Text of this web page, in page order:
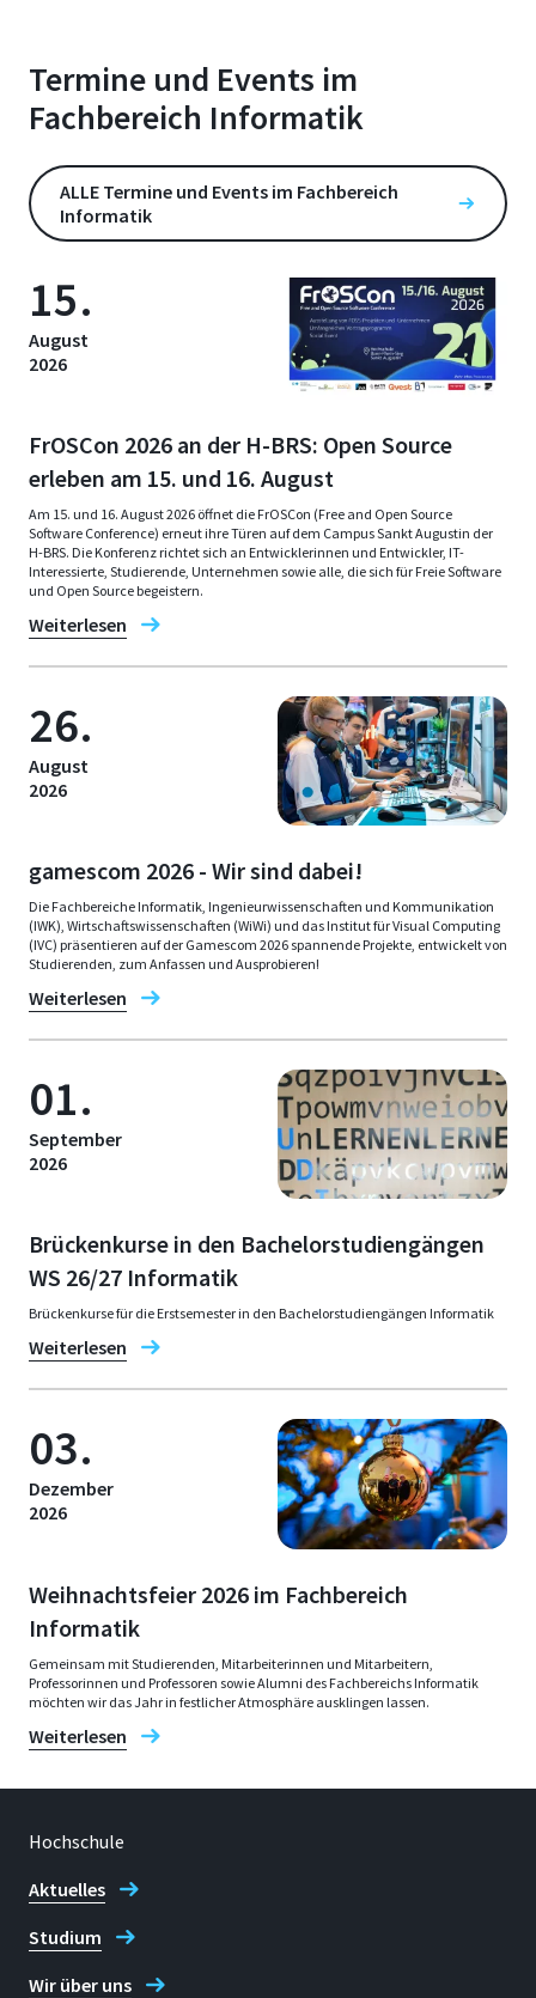
Termine und Events im
Fachbereich Informatik
ALLE Termine und Events im Fachbereich
Informatik
15.
August
2026
FrOSCon 2026 an der H-BRS: Open Source
erleben am 15. und 16. August
Am 15. und 16. August 2026 öffnet die FrOSCon (Free and Open Source
Software Conference) erneut ihre Türen auf dem Campus Sankt Augustin der
H-BRS. Die Konferenz richtet sich an Entwicklerinnen und Entwickler, IT-
Interessierte, Studierende, Unternehmen sowie alle, die sich für Freie Software
und Open Source begeistern.
Weiterlesen
26.
August
2026
gamescom 2026 - Wir sind dabei!
Die Fachbereiche Informatik, Ingenieurwissenschaften und Kommunikation
(IWK), Wirtschaftswissenschaften (WiWi) und das Institut für Visual Computing
(IVC) präsentieren auf der Gamescom 2026 spannende Projekte, entwickelt von
Studierenden, zum Anfassen und Ausprobieren!
Weiterlesen
01.
September
2026
Brückenkurse in den Bachelorstudiengängen
WS 26/27 Informatik
Brückenkurse für die Erstsemester in den Bachelorstudiengängen Informatik
Weiterlesen
03.
Dezember
2026
Weihnachtsfeier 2026 im Fachbereich
Informatik
Gemeinsam mit Studierenden, Mitarbeiterinnen und Mitarbeitern,
Professorinnen und Professoren sowie Alumni des Fachbereichs Informatik
möchten wir das Jahr in festlicher Atmosphäre ausklingen lassen.
Weiterlesen
Hochschule
Aktuelles
Studium
Wir über uns